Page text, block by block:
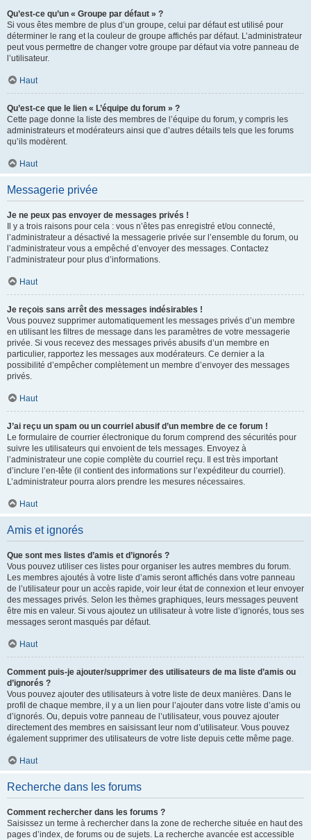
Qu’est-ce qu’un « Groupe par défaut » ?
Si vous êtes membre de plus d’un groupe, celui par défaut est utilisé pour
déterminer le rang et la couleur de groupe affichés par défaut. L’administrateur
peut vous permettre de changer votre groupe par défaut via votre panneau de
l’utilisateur.
Haut
Qu’est-ce que le lien « L’équipe du forum » ?
Cette page donne la liste des membres de l’équipe du forum, y compris les
administrateurs et modérateurs ainsi que d’autres détails tels que les forums
qu’ils modèrent.
Haut
Messagerie privée
Je ne peux pas envoyer de messages privés !
Il y a trois raisons pour cela : vous n’êtes pas enregistré et/ou connecté,
l’administrateur a désactivé la messagerie privée sur l’ensemble du forum, ou
l’administrateur vous a empêché d’envoyer des messages. Contactez
l’administrateur pour plus d’informations.
Haut
Je reçois sans arrêt des messages indésirables !
Vous pouvez supprimer automatiquement les messages privés d’un membre
en utilisant les filtres de message dans les paramètres de votre messagerie
privée. Si vous recevez des messages privés abusifs d’un membre en
particulier, rapportez les messages aux modérateurs. Ce dernier a la
possibilité d’empêcher complètement un membre d’envoyer des messages
privés.
Haut
J’ai reçu un spam ou un courriel abusif d’un membre de ce forum !
Le formulaire de courrier électronique du forum comprend des sécurités pour
suivre les utilisateurs qui envoient de tels messages. Envoyez à
l’administrateur une copie complète du courriel reçu. Il est très important
d’inclure l’en-tête (il contient des informations sur l’expéditeur du courriel).
L’administrateur pourra alors prendre les mesures nécessaires.
Haut
Amis et ignorés
Que sont mes listes d’amis et d’ignorés ?
Vous pouvez utiliser ces listes pour organiser les autres membres du forum.
Les membres ajoutés à votre liste d’amis seront affichés dans votre panneau
de l’utilisateur pour un accès rapide, voir leur état de connexion et leur envoyer
des messages privés. Selon les thèmes graphiques, leurs messages peuvent
être mis en valeur. Si vous ajoutez un utilisateur à votre liste d’ignorés, tous ses
messages seront masqués par défaut.
Haut
Comment puis-je ajouter/supprimer des utilisateurs de ma liste d’amis ou
d’ignorés ?
Vous pouvez ajouter des utilisateurs à votre liste de deux manières. Dans le
profil de chaque membre, il y a un lien pour l’ajouter dans votre liste d’amis ou
d’ignorés. Ou, depuis votre panneau de l’utilisateur, vous pouvez ajouter
directement des membres en saisissant leur nom d’utilisateur. Vous pouvez
également supprimer des utilisateurs de votre liste depuis cette même page.
Haut
Recherche dans les forums
Comment rechercher dans les forums ?
Saisissez un terme à rechercher dans la zone de recherche située en haut des
pages d’index, de forums ou de sujets. La recherche avancée est accessible